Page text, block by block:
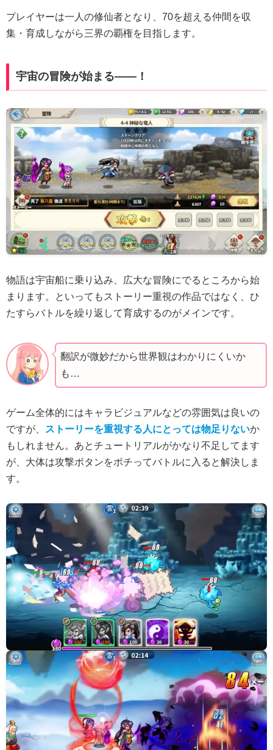
プレイヤーは一人の修仙者となり、70を超える仲間を収
集・育成しながら三界の覇権を目指します。
宇宙の冒険が始まる――！
物語は宇宙船に乗り込み、広大な冒険にでるところから始
まります。といってもストーリー重視の作品ではなく、ひ
たすらバトルを繰り返して育成するのがメインです。
翻訳が微妙だから世界観はわかりにくいか
も…
ゲーム全体的にはキャラビジュアルなどの雰囲気は良いの
ですが、
ストーリーを重視する人にとっては物足りないか
もしれません。あとチュートリアルがかなり不足してます
が、大体は攻撃ボタンをポチってバトルに入ると解決しま
す。